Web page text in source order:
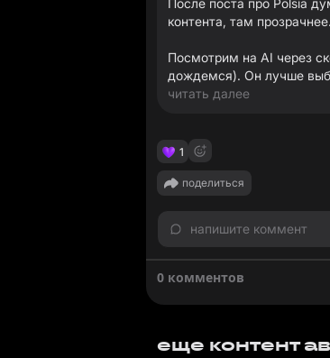
После поста про Polsia
контента, там прозрачнее.
Посмотрим на AI через
дождемся). Он лучше
читать далее
1
поделиться
напишите коммент
0 комментов
еще контент